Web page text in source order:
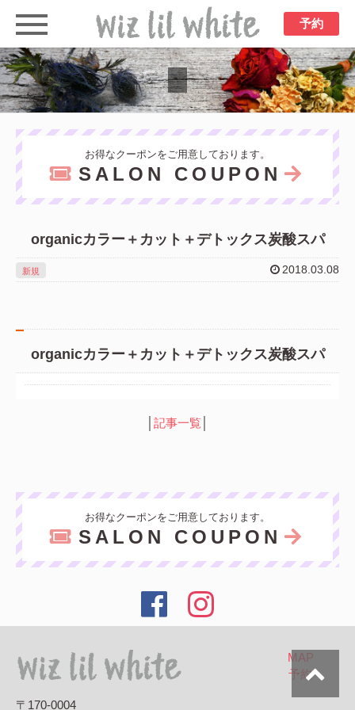
予約
お得なクーポンをご用意しております。
SALON COUPON
organicカラー＋カット＋デトックス炭酸スパ
新規 2018.03.08
organicカラー＋カット＋デトックス炭酸スパ
記事一覧
お得なクーポンをご用意しております。
SALON COUPON
〒170-0004
MAP
予約